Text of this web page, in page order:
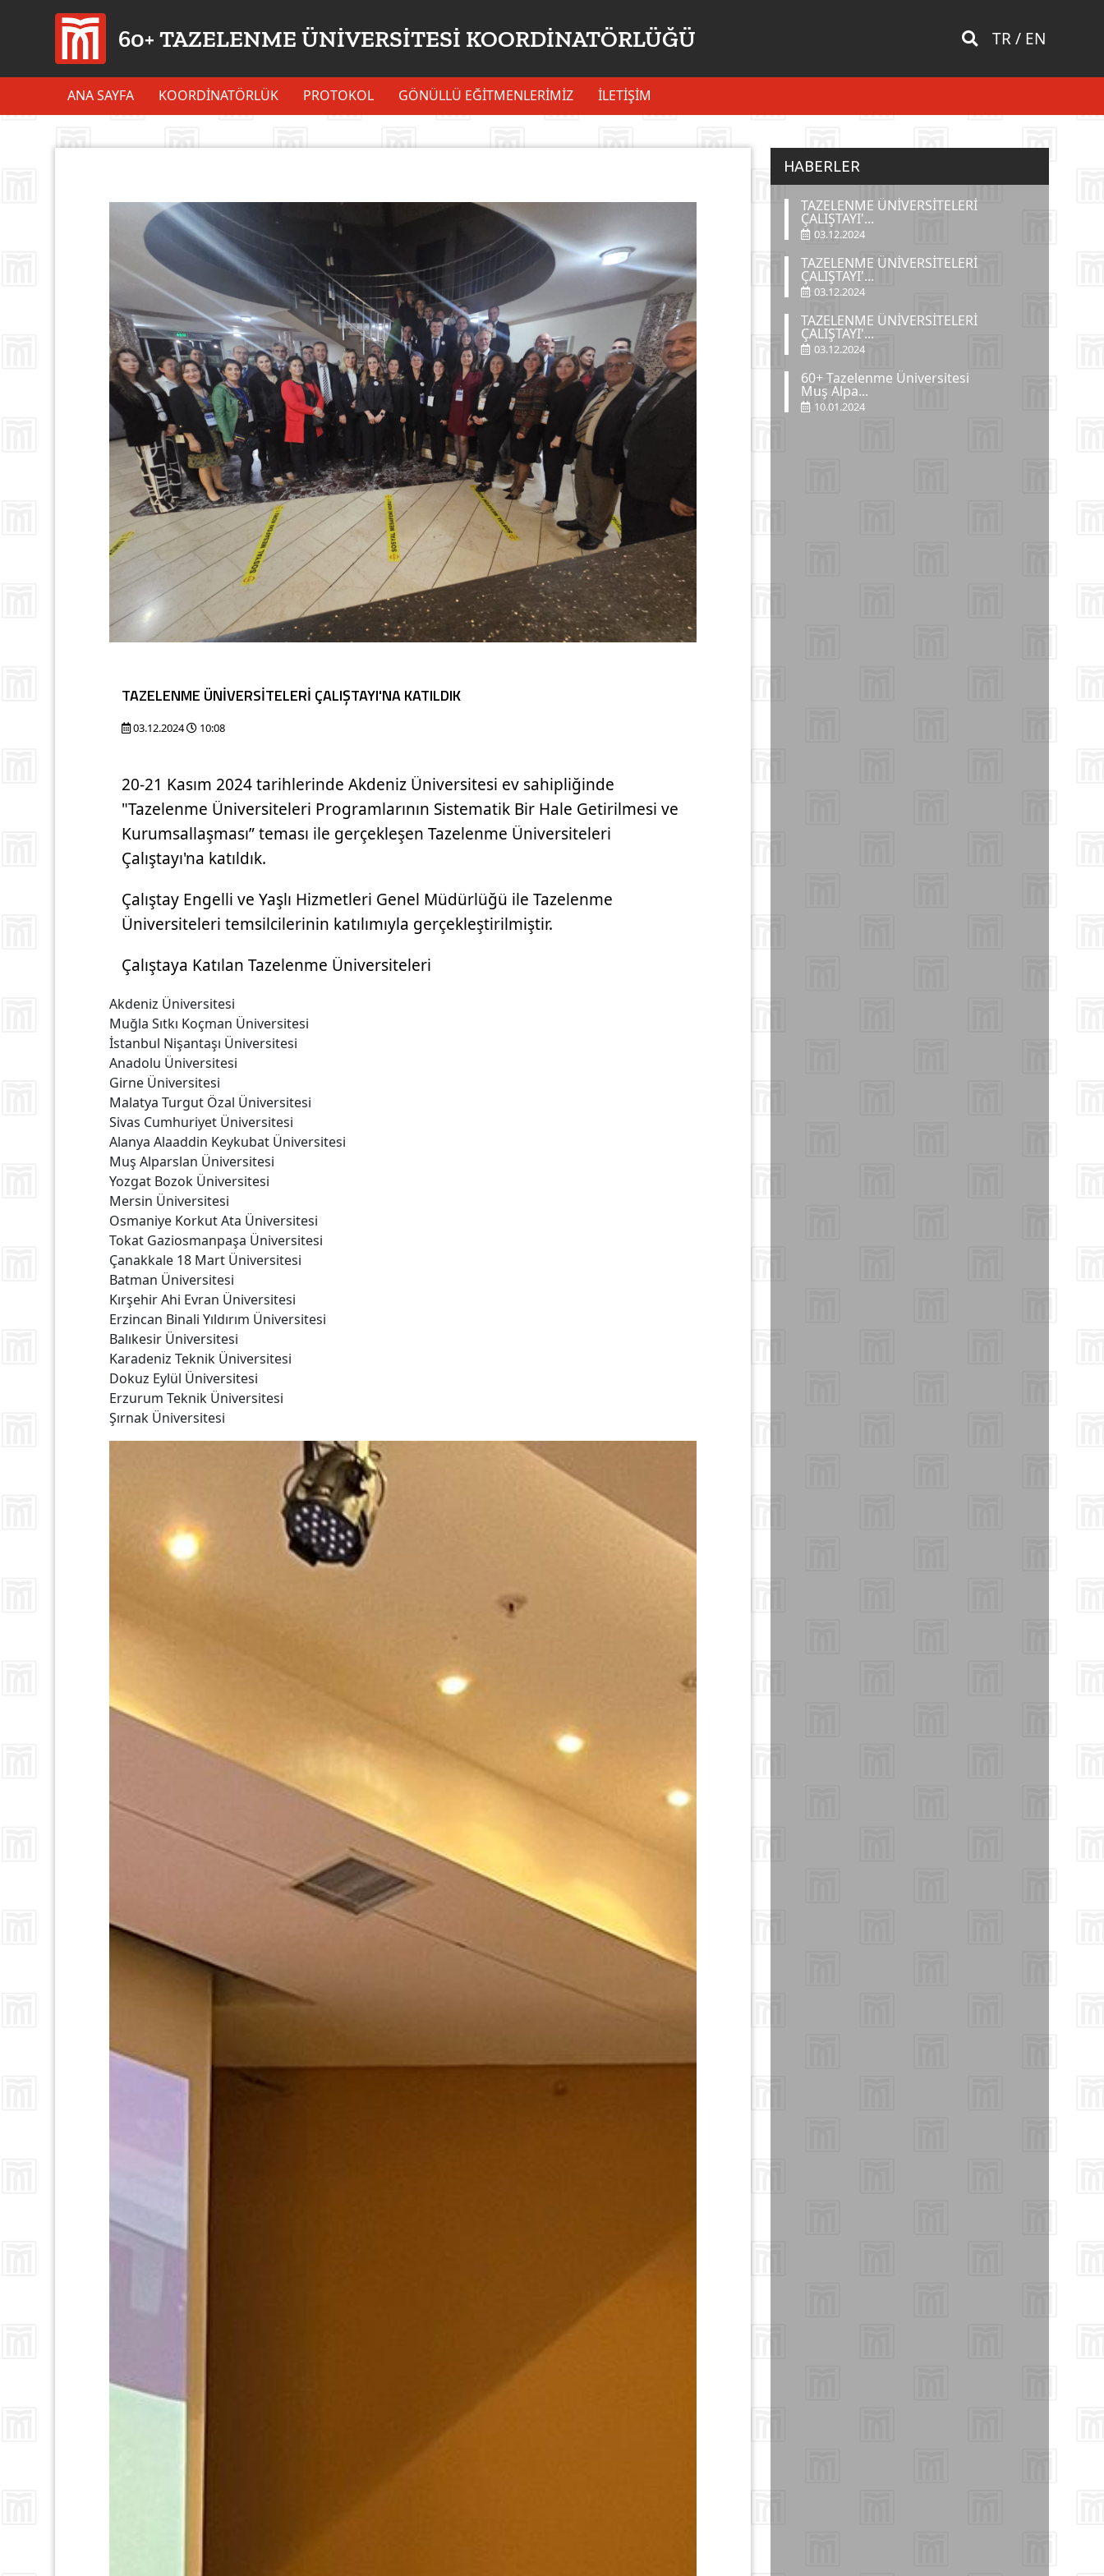
60+ TAZELENME ÜNİVERSİTESİ KOORDİNATÖRLÜĞÜ TR/ EN
ANA SAYFA KOORDİNATÖRLÜK PROTOKOL GÖNÜLLÜ EĞİTMENLERİMİZ İLETIŞIM
TAZELENME ÜNİVERSİTELERİ ÇALIŞTAYI'NA KATILDIK
03.12.2024 10:08
20-21 Kasım 2024 tarihlerinde Akdeniz Üniversitesi ev sahipliğinde
"Tazelenme Üniversiteleri Programlarının Sistematik Bir Hale Getirilmesi ve
Kurumsallaşması” teması ile gerçekleşen Tazelenme Üniversiteleri
Çalıştayı'na katıldık.
Çalıştay Engelli ve Yaşlı Hizmetleri Genel Müdürlüğü ile Tazelenme
Üniversiteleri temsilcilerinin katılımıyla gerçekleştirilmiştir.
Çalıştaya Katılan Tazelenme Üniversiteleri
Akdeniz Üniversitesi
Muğla Sıtkı Koçman Üniversitesi
İstanbul Nişantaşı Üniversitesi
Anadolu Üniversitesi
Girne Üniversitesi
Malatya Turgut Özal Üniversitesi
Sivas Cumhuriyet Üniversitesi
Alanya Alaaddin Keykubat Üniversitesi
Muş Alparslan Üniversitesi
Yozgat Bozok Üniversitesi
Mersin Üniversitesi
Osmaniye Korkut Ata Üniversitesi
Tokat Gaziosmanpaşa Üniversitesi
Çanakkale 18 Mart Üniversitesi
Batman Üniversitesi
Kırşehir Ahi Evran Üniversitesi
Erzincan Binali Yıldırım Üniversitesi
Balıkesir Üniversitesi
Karadeniz Teknik Üniversitesi
Dokuz Eylül Üniversitesi
Erzurum Teknik Üniversitesi
Şırnak Üniversitesi
HABERLER
TAZELENME ÜNİVERSİTELERİ
ÇALIŞTAYI'...
03.12.2024
TAZELENME ÜNİVERSİTELERİ
ÇALIŞTAYI'...
03.12.2024
TAZELENME ÜNİVERSİTELERİ
ÇALIŞTAYI'...
03.12.2024
60+ Tazelenme Üniversitesi
Muş Alpa...
10.01.2024